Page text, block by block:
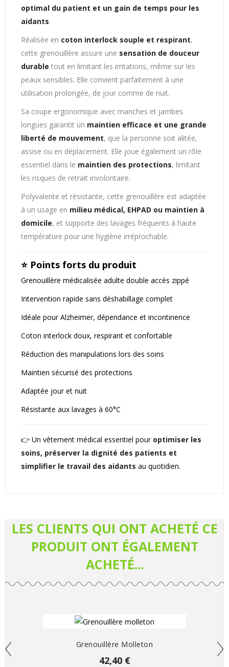
optimal du patient et un gain de temps pour les
aidants.
Réalisée en coton interlock souple et respirant,
cette grenouillère assure une sensation de douceur
durable tout en limitant les irritations, même sur les
peaux sensibles. Elle convient parfaitement à une
utilisation prolongée, de jour comme de nuit.
Sa coupe ergonomique avec manches et jambes
longues garantit un maintien efficace et une grande
liberté de mouvement, que la personne soit alitée,
assise ou en déplacement. Elle joue également un rôle
essentiel dans le maintien des protections, limitant
les risques de retrait involontaire.
Polyvalente et résistante, cette grenouillère est adaptée
à un usage en milieu médical, EHPAD ou maintien à
domicile, et supporte des lavages fréquents à haute
température pour une hygiène irréprochable.
⭐ Points forts du produit
Grenouillère médicalisée adulte double accès zippé
Intervention rapide sans déshabillage complet
Idéale pour Alzheimer, dépendance et incontinence
Coton interlock doux, respirant et confortable
Réduction des manipulations lors des soins
Maintien sécurisé des protections
Adaptée jour et nuit
Résistante aux lavages à 60°C
👉 Un vêtement médical essentiel pour optimiser les
soins, préserver la dignité des patients et
simplifier le travail des aidants au quotidien.
LES CLIENTS QUI ONT ACHETÉ CE
PRODUIT ONT ÉGALEMENT
ACHETÉ...
Grenouillère Molleton
42,40 €